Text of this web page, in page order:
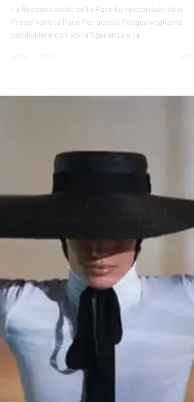
Buona Pasqua 🐣 2024 |